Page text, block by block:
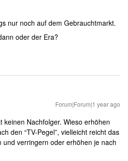
nur noch auf dem Gebrauchtmarkt.
oder der Era?
Forum|Forum|1 year ago
keinen Nachfolger. Wieso erhöhen
den “TV-Pegel”, vielleicht reicht das
und verringern oder erhöhen je nach